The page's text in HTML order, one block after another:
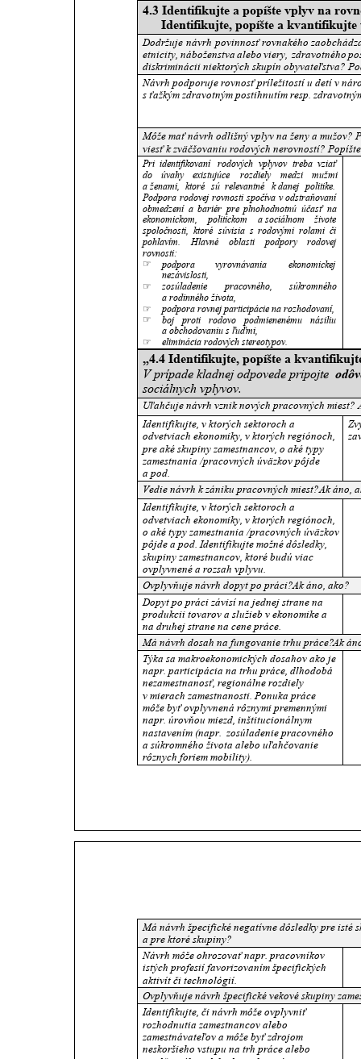
„4.4 Identifikujte, popíšte a
V prípade kladnej odpovede pripojte
sociálnych vplyvov.
Uľahčuje návrh vznik nových pracovných
Identifikujte, v ktorých sektoroch a
odvetviach ekonomiky, v ktorých regiónoch,
pre aké skupiny zamestnancov, o aké typy
zamestnania /pracovných úväzkov pôjde
a pod.
Vedie návrh k zániku pracovných miest?Ak áno,
Identifikujte, v ktorých sektoroch a
odvetviach ekonomiky, v ktorých regiónoch,
o aké typy zamestnania /pracovných úväzkov
pôjde a pod. Identifikujte možné dôsledky,
skupiny zamestnancov, ktoré budú viac
ovplyvnené a rozsah vplyvu.
Ovplyvňuje návrh dopyt po práci?Ak áno, ako?
Dopyt po práci závisí na jednej strane na
produkcii tovarov a služieb v ekonomike a
na druhej strane na cene práce.
Má návrh dosah na fungovanie trhu práce?Ak
Týka sa makroekonomických dosahov ako je
napr. participácia na trhu práce, dlhodobá
nezamestnanosť, regionálne rozdiely
v mierach zamestnanosti. Ponuka práce
môže byť ovplyvnená rôznymi premennými
napr. úrovňou miezd, inštitucionálnym
nastavením (napr.  zosúladenie pracovného
a súkromného života alebo uľahčovanie
rôznych foriem mobility).
4.3 Identifikujte a popíšte vplyv na
Identifikujte, popíšte a
Dodržuje návrh povinnosťrovnakého
etnicity, náboženstva alebo viery, zdravotného
diskriminácii niektorých skupín obyvateľstva?
Návrh podporuje rovnosť príležitostí u detí v
s ťažkým zdravotným postihnutím resp.
Môže mať návrh odlišný vplyv na ženy a
viesť k zväčšovaniu rodových nerovností?
Pri identifikovaní rodových vplyvov treba vziať
do
úvahy existujúce rozdiely medzi
mužmi
a ženami, ktoré sú relevantné k danej politike.
Podpora rodovej rovnosti spočíva v odstraňovaní
obmedzení a bariér pre plnohodnotnú účasť na
ekonomickom,
politickom a sociálnom
živote
spoločnosti, ktoré súvisia s rodovými rolami či
pohlavím.
Hlavné oblasti podpory
rodovej
rovnosti:
☞
podpora vyrovnávania
ekonomickej
nezávislosti,
☞
zosúladenie pracovného,
súkromného
a rodinného života,
☞
podpora rovnej participácie na rozhodovaní,
☞
boj proti rodovo podmienenému
násiliu
a obchodovaniu s ľuďmi,
☞
eliminácia rodových stereotypov.
Má návrh špecifické negatívne dôsledky pre isté
a pre ktoré skupiny?
Návrh môže ohrozovať napr. pracovníkov
istých profesií favorizovaním špecifických
aktivít či technológií.
Ovplyvňuje návrh špecifické vekové skupiny
Identifikujte, či návrh môže ovplyvniť
rozhodnutia zamestnancov alebo
zamestnávateľov a môže byť zdrojom
neskoršieho vstupu na trh práce alebo